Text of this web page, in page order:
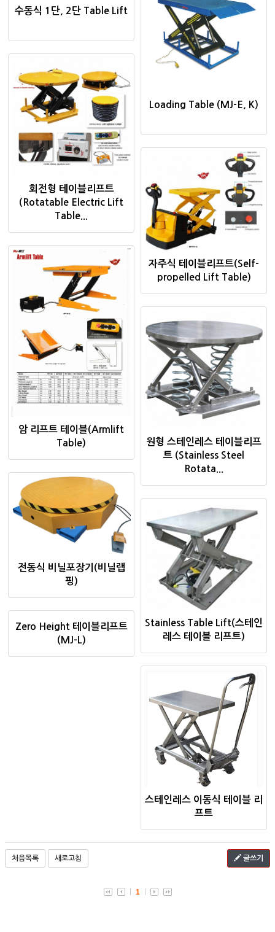
Loading Table (MJ-E, K)
수동식 1단, 2단 Table Lift
회전형 테이블리프트
(Rotatable Electric Lift
Table...
자주식 테이블리프트(Self-
propelled Lift Table)
암 리프트 테이블(Armlift
Table)
원형 스테인레스 테이블리프
트 (Stainless Steel
Rotata...
전동식 비닐포장기(비닐랩
핑)
Stainless Table Lift(스테인
레스 테이블 리프트)
Zero Height 테이블리프트
(MJ-L)
스테인레스 이동식 테이블 리
프트
처음목록 새로고침 글쓰기
1